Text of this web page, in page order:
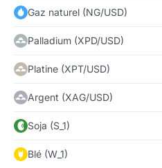
Gaz naturel (NG/USD)
Palladium (XPD/USD)
Platine (XPT/USD)
Argent (XAG/USD)
Soja (S_1)
Blé (W_1)